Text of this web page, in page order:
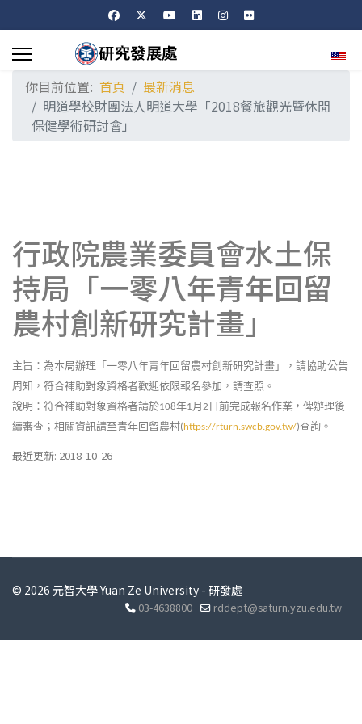
選擇
你目前位置: 首頁
最新消息
明道學校財團法人明道大學「2018餐旅觀光暨休閒
保健學術研討會」
行政院農業委員會水土保
持局「一零八年青年回留
農村創新研究計畫」
主旨：為本局辦理「一零八年青年回留農村創新研究計畫」，請協助公告
周知，符合補助對象資格者歡迎依限報名參加，請查照。
說明：符合補助對象資格者請於108年1月2 日前完成報名作業，俾辦理後
續審查；相關資訊請至青年回留農村( https://rturn.swcb.gov.tw/)查詢。
最近更新: 2018-10-26
© 2026 元智大學 Yuan Ze University - 研發處
03-4638800 rddept@saturn.yzu.edu.tw